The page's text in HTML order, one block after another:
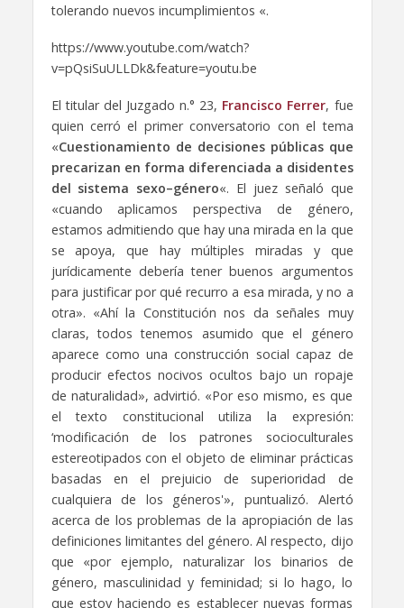
tolerando nuevos incumplimientos «.
https://www.youtube.com/watch?
v=pQsiSuULLDk&feature=youtu.be
El titular del Juzgado n.° 23, Francisco Ferrer, fue
quien cerró el primer conversatorio con el tema
«Cuestionamiento de decisiones públicas que
precarizan en forma diferenciada a disidentes
del sistema sexo–género«. El juez señaló que
«cuando aplicamos perspectiva de género,
estamos admitiendo que hay una mirada en la que
se apoya, que hay múltiples miradas y que
jurídicamente debería tener buenos argumentos
para justificar por qué recurro a esa mirada, y no a
otra». «Ahí la Constitución nos da señales muy
claras, todos tenemos asumido que el género
aparece como una construcción social capaz de
producir efectos nocivos ocultos bajo un ropaje
de naturalidad», advirtió. «Por eso mismo, es que
el texto constitucional utiliza la expresión:
‘modificación de los patrones socioculturales
estereotipados con el objeto de eliminar prácticas
basadas en el prejuicio de superioridad de
cualquiera de los géneros'», puntualizó. Alertó
acerca de los problemas de la apropiación de las
definiciones limitantes del género. Al respecto, dijo
que «por ejemplo, naturalizar los binarios de
género, masculinidad y feminidad; si lo hago, lo
que estoy haciendo es establecer nuevas formas